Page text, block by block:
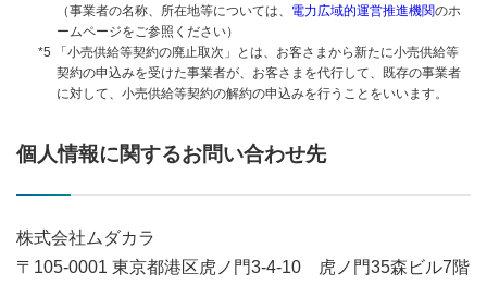
（事業者の名称、所在地等については、 電力広域的運営推進機関のホ
ームページをご参照ください）
*5 「小売供給等契約の廃止取次」とは、お客さまから新たに小売供給等
契約の申込みを受けた事業者が、お客さまを代行して、既存の事業者
に対して、小売供給等契約の解約の申込みを行うことをいいます。
個人情報に関するお問い合わせ先
株式会社ムダカラ
〒105-0001 東京都港区虎ノ門3-4-10 虎ノ門35森ビル7階